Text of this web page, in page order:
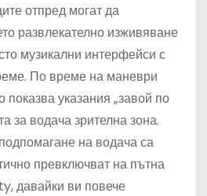
отпред могат да
развлекателно изживяване
музикални интерфейси с
По време на маневри
указания „завой по
за водача зрителна зона.
на водача са
превключват на пътна
давайки ви повече